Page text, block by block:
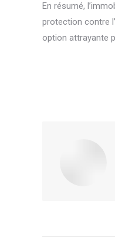
En résumé,
protection contre
option attrayante